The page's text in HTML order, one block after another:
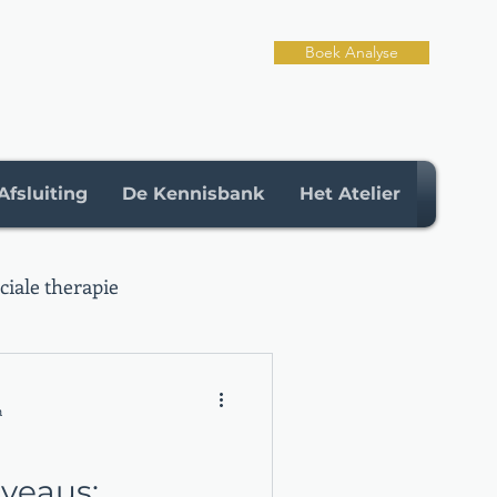
Boek Analyse
De Kennisbank Het Atelier
therapie